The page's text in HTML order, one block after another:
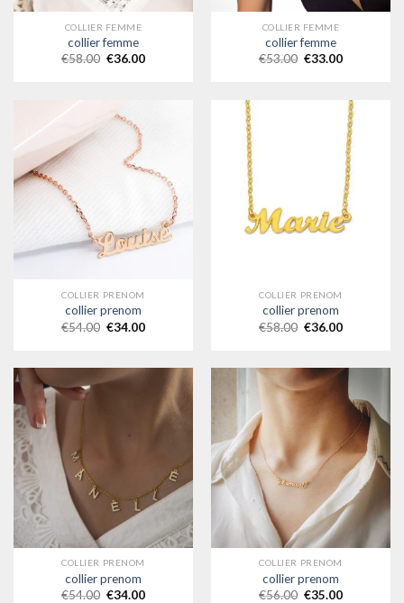
COLLIER FEMME
collier femme
€58.00 €36.00
COLLIER FEMME
collier femme
€53.00 €33.00
COLLIER PRENOM
collier prenom
€54.00 €34.00
COLLIER PRENOM
collier prenom
€58.00 €36.00
COLLIER PRENOM
collier prenom
€54.00 €34.00
COLLIER PRENOM
collier prenom
€56.00 €35.00